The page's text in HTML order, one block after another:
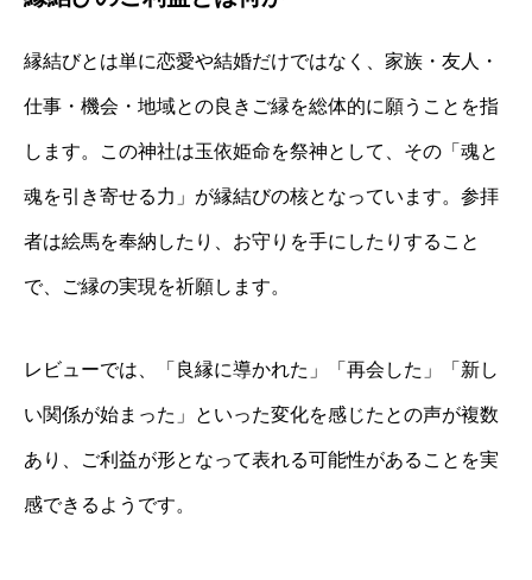
縁結びとは単に恋愛や結婚だけではなく、家族・友人・
仕事・機会・地域との良きご縁を総体的に願うことを指
します。この神社は玉依姫命を祭神として、その「魂と
魂を引き寄せる力」が縁結びの核となっています。参拝
者は絵馬を奉納したり、お守りを手にしたりすること
で、ご縁の実現を祈願します。
レビューでは、「良縁に導かれた」「再会した」「新し
い関係が始まった」といった変化を感じたとの声が複数
あり、ご利益が形となって表れる可能性があることを実
感できるようです。